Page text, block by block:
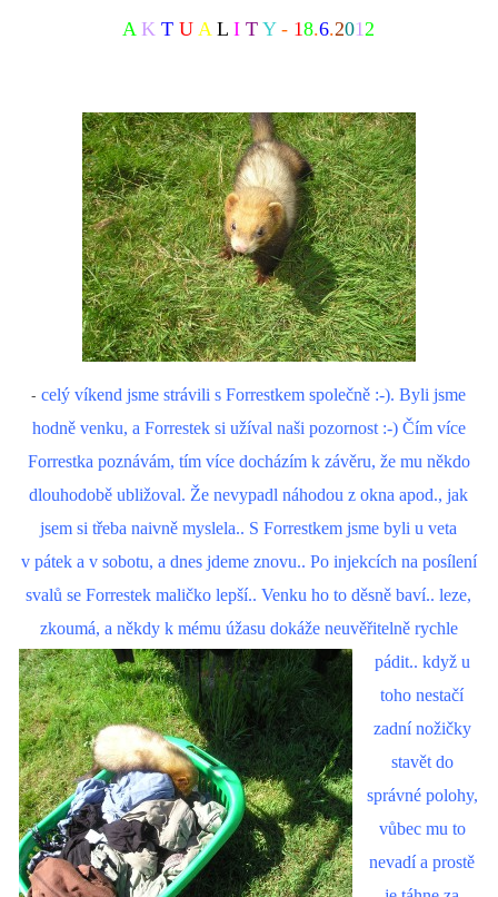
AK T U A L I T Y- 18.6.2012
- celý víkend jsme strávili s Forrestkem společně :-). Byli jsme
hodně venku, a Forrestek si užíval naši pozornost :-) Čím více
Forrestka poznávám, tím více docházím k závěru, že mu někdo
dlouhodobě ubližoval. Že nevypadl náhodou z okna apod., jak
jsem si třeba naivně myslela.. S Forrestkem jsme byli u veta
v pátek a v sobotu, a dnes jdeme znovu.. Po injekcích na posílení
svalů se Forrestek maličko lepší.. Venku ho to děsně baví.. leze,
zkoumá, a někdy k mému úžasu dokáže neuvěřitelně rychle
pádit.. když u
toho nestačí
zadní nožičky
stavět do
správné polohy,
vůbec mu to
nevadí a prostě